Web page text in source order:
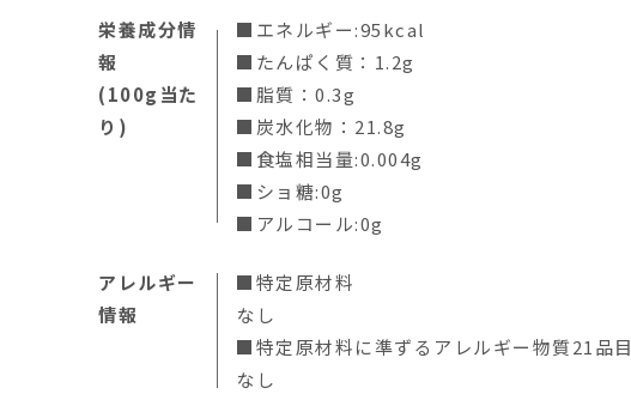
栄養成分情
報
(100g当た
り)
■エネルギー:95kcal
■たんぱく質：1.2g
■脂質：0.3g
■炭水化物：21.8g
■食塩相当量:0.004g
■ショ糖:0g
■アルコール:0g
アレルギー
情報
■特定原材料
なし
■特定原材料に準ずるアレルギー物質21品目
なし